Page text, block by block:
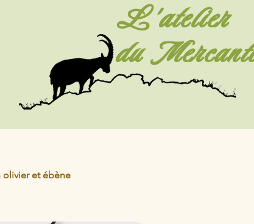
L'atelier
du
olivier et ébène